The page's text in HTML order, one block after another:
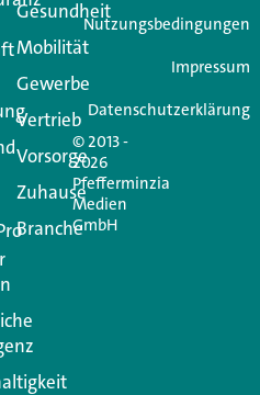
einen
veröffentlicht.
mit
Gesundheit
Mobilität
Gewerbe
Vertrieb
Vorsorge
Zuhause
Branche
© 2013 -
2026
Pfefferminzia
Medien
GmbH
Nutzungsbedingungen
Impressum
Datenschutzerklärung